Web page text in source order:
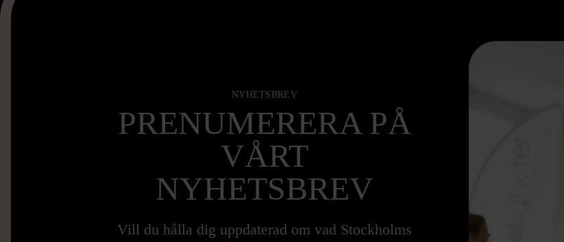
NYHETSBREV
PRENUMERERA PÅ
VÅRT
NYHETSBREV
Vill du hålla dig uppdaterad om vad Stockholms